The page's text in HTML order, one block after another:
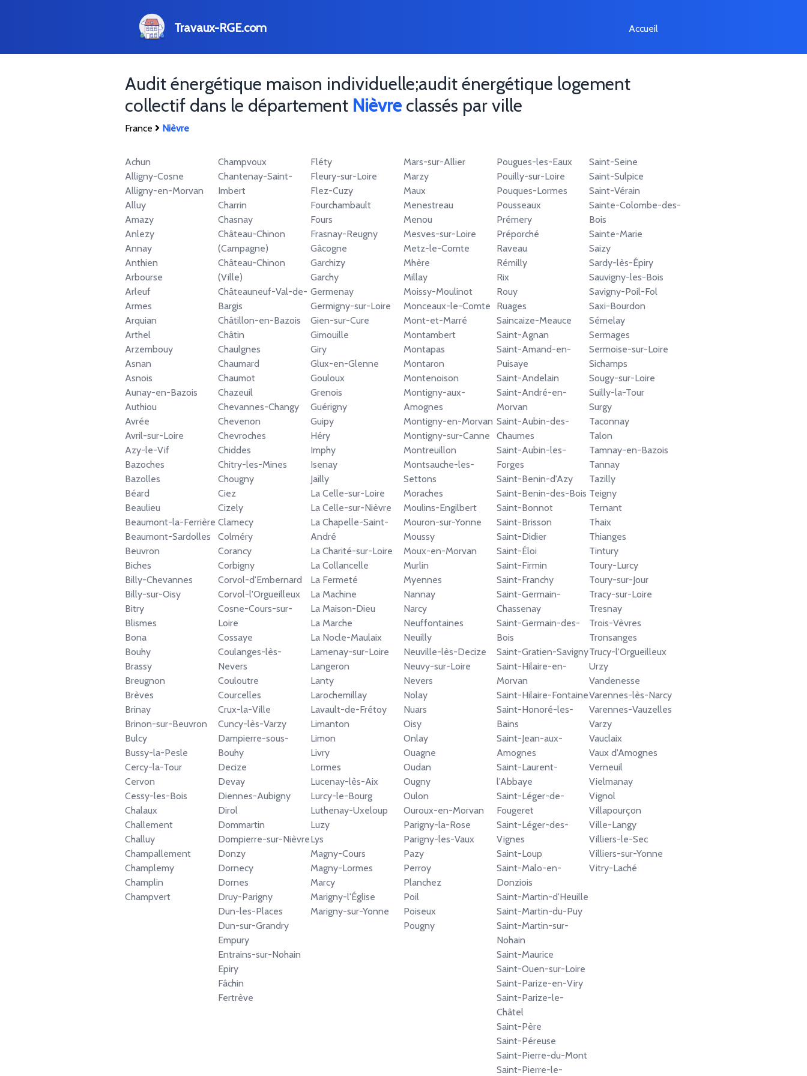
Travaux-RGE.com Accueil
Audit énergétique maison individuelle;audit énergétique logement
collectif dans le département Nièvre classés par ville
France Nièvre
Achun
Alligny-Cosne
Alligny-en-Morvan
Alluy
Amazy
Anlezy
Annay
Anthien
Arbourse
Arleuf
Armes
Arquian
Arthel
Arzembouy
Asnan
Asnois
Aunay-en-Bazois
Authiou
Avrée
Avril-sur-Loire
Azy-le-Vif
Bazoches
Bazolles
Béard
Beaulieu
Beaumont-la-Ferrière
Beaumont-Sardolles
Beuvron
Biches
Billy-Chevannes
Billy-sur-Oisy
Bitry
Blismes
Bona
Bouhy
Brassy
Breugnon
Brèves
Brinay
Brinon-sur-Beuvron
Bulcy
Bussy-la-Pesle
Cercy-la-Tour
Cervon
Cessy-les-Bois
Chalaux
Challement
Challuy
Champallement
Champlemy
Champlin
Champvert
Champvoux
Chantenay-Saint-
Imbert
Charrin
Chasnay
Château-Chinon
(Campagne)
Château-Chinon
(Ville)
Châteauneuf-Val-de-
Bargis
Châtillon-en-Bazois
Châtin
Chaulgnes
Chaumard
Chaumot
Chazeuil
Chevannes-Changy
Chevenon
Chevroches
Chiddes
Chitry-les-Mines
Chougny
Ciez
Cizely
Clamecy
Colméry
Corancy
Corbigny
Corvol-d'Embernard
Corvol-l'Orgueilleux
Cosne-Cours-sur-
Loire
Cossaye
Coulanges-lès-
Nevers
Couloutre
Courcelles
Crux-la-Ville
Cuncy-lès-Varzy
Dampierre-sous-
Bouhy
Decize
Devay
Diennes-Aubigny
Dirol
Dommartin
Dompierre-sur-Nièvre
Donzy
Dornecy
Dornes
Druy-Parigny
Dun-les-Places
Dun-sur-Grandry
Empury
Entrains-sur-Nohain
Epiry
Fâchin
Fertrève
Fléty
Fleury-sur-Loire
Flez-Cuzy
Fourchambault
Fours
Frasnay-Reugny
Gâcogne
Garchizy
Garchy
Germenay
Germigny-sur-Loire
Gien-sur-Cure
Gimouille
Giry
Glux-en-Glenne
Gouloux
Grenois
Guérigny
Guipy
Héry
Imphy
Isenay
Jailly
La Celle-sur-Loire
La Celle-sur-Nièvre
La Chapelle-Saint-
André
La Charité-sur-Loire
La Collancelle
La Fermeté
La Machine
La Maison-Dieu
La Marche
La Nocle-Maulaix
Lamenay-sur-Loire
Langeron
Lanty
Larochemillay
Lavault-de-Frétoy
Limanton
Limon
Livry
Lormes
Lucenay-lès-Aix
Lurcy-le-Bourg
Luthenay-Uxeloup
Luzy
Lys
Magny-Cours
Magny-Lormes
Marcy
Marigny-l'Église
Marigny-sur-Yonne
Mars-sur-Allier
Marzy
Maux
Menestreau
Menou
Mesves-sur-Loire
Metz-le-Comte
Mhère
Millay
Moissy-Moulinot
Monceaux-le-Comte
Mont-et-Marré
Montambert
Montapas
Montaron
Montenoison
Montigny-aux-
Amognes
Montigny-en-Morvan
Montigny-sur-Canne
Montreuillon
Montsauche-les-
Settons
Moraches
Moulins-Engilbert
Mouron-sur-Yonne
Moussy
Moux-en-Morvan
Murlin
Myennes
Nannay
Narcy
Neuffontaines
Neuilly
Neuville-lès-Decize
Neuvy-sur-Loire
Nevers
Nolay
Nuars
Oisy
Onlay
Ouagne
Oudan
Ougny
Oulon
Ouroux-en-Morvan
Parigny-la-Rose
Parigny-les-Vaux
Pazy
Perroy
Planchez
Poil
Poiseux
Pougny
Pougues-les-Eaux
Pouilly-sur-Loire
Pouques-Lormes
Pousseaux
Prémery
Préporché
Raveau
Rémilly
Rix
Rouy
Ruages
Saincaize-Meauce
Saint-Agnan
Saint-Amand-en-
Puisaye
Saint-Andelain
Saint-André-en-
Morvan
Saint-Aubin-des-
Chaumes
Saint-Aubin-les-
Forges
Saint-Benin-d'Azy
Saint-Benin-des-Bois
Saint-Bonnot
Saint-Brisson
Saint-Didier
Saint-Éloi
Saint-Firmin
Saint-Franchy
Saint-Germain-
Chassenay
Saint-Germain-des-
Bois
Saint-Gratien-Savigny
Saint-Hilaire-en-
Morvan
Saint-Hilaire-Fontaine
Saint-Honoré-les-
Bains
Saint-Jean-aux-
Amognes
Saint-Laurent-
l'Abbaye
Saint-Léger-de-
Fougeret
Saint-Léger-des-
Vignes
Saint-Loup
Saint-Malo-en-
Donziois
Saint-Martin-d'Heuille
Saint-Martin-du-Puy
Saint-Martin-sur-
Nohain
Saint-Maurice
Saint-Ouen-sur-Loire
Saint-Parize-en-Viry
Saint-Parize-le-
Châtel
Saint-Père
Saint-Péreuse
Saint-Pierre-du-Mont
Saint-Pierre-le-
Saint-Seine
Saint-Sulpice
Saint-Vérain
Sainte-Colombe-des-
Bois
Sainte-Marie
Saizy
Sardy-lès-Épiry
Sauvigny-les-Bois
Savigny-Poil-Fol
Saxi-Bourdon
Sémelay
Sermages
Sermoise-sur-Loire
Sichamps
Sougy-sur-Loire
Suilly-la-Tour
Surgy
Taconnay
Talon
Tamnay-en-Bazois
Tannay
Tazilly
Teigny
Ternant
Thaix
Thianges
Tintury
Toury-Lurcy
Toury-sur-Jour
Tracy-sur-Loire
Tresnay
Trois-Vèvres
Tronsanges
Trucy-l'Orgueilleux
Urzy
Vandenesse
Varennes-lès-Narcy
Varennes-Vauzelles
Varzy
Vauclaix
Vaux d'Amognes
Verneuil
Vielmanay
Vignol
Villapourçon
Ville-Langy
Villiers-le-Sec
Villiers-sur-Yonne
Vitry-Laché